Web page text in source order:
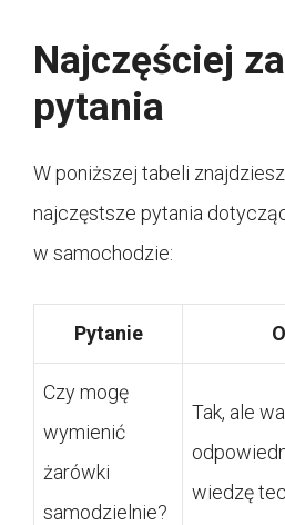
Najczęściej
pytania
W poniższej tabeli
najczęstsze pytania
w samochodzie:
Pytanie
Czy mogę
wymienić
żarówki
samodzielnie?
Tak, ale
wiedzę